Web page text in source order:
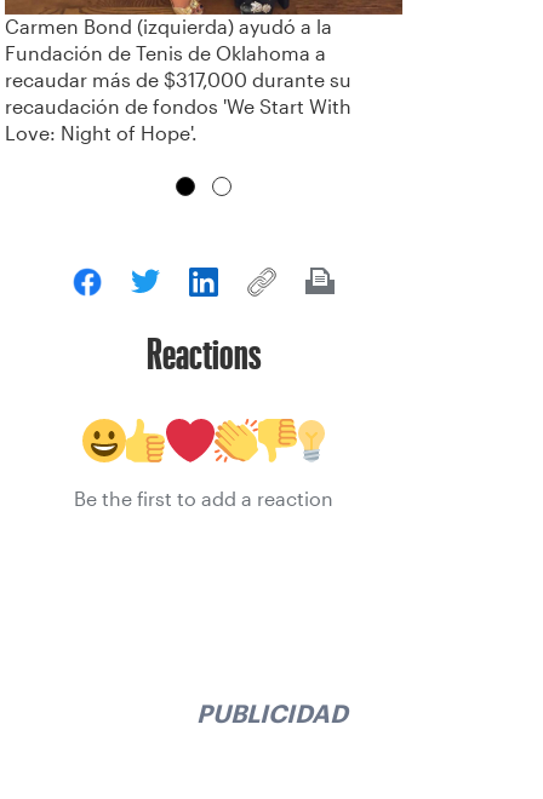
Carmen Bond (izquierda) ayudó a la
Fundación de Tenis de Oklahoma a
recaudar más de $317,000 durante su
recaudación de fondos 'We Start With
Love: Night of Hope'.
Reactions
Be the first to add a reaction
PUBLICIDAD